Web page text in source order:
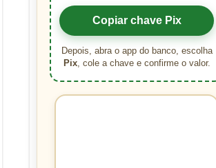
Copiar chave Pix
Depois, abra o app do banco, escolha
Pix, cole a chave e confirme o valor.